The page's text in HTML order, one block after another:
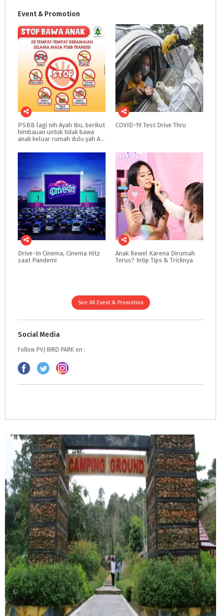
Event & Promotion
PSBB lagi nih Ayah Ibu, berikut
himbauan untuk tidak bawa
anak keluar rumah dulu yah Ayah Ibu
COVID-19 Test Drive Thru
Drive-In Cinema, Cinema Hitz
saat Pandemi
Anak Rewel Karena Dirumah
Terus? Intip Tips & Tricknya
See All Event & Promotion
Social Media
Follow PVJ BIRD PARK on :